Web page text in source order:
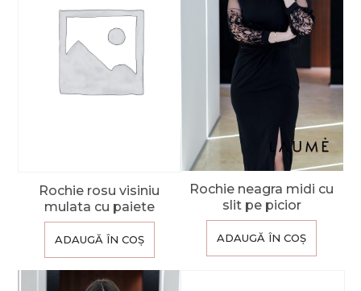
Rochie rosu visiniu
mulata cu paiete
ADAUGĂ ÎN COȘ
Rochie neagra midi cu
slit pe picior
ADAUGĂ ÎN COȘ